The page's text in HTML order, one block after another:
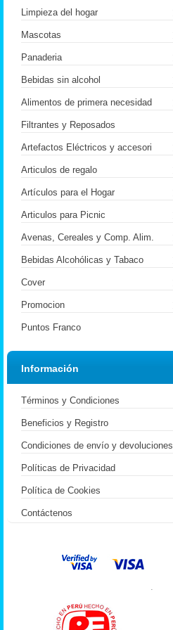
Limpieza del hogar
Mascotas
Panaderia
Bebidas sin alcohol
Alimentos de primera necesidad
Filtrantes y Reposados
Artefactos Eléctricos y accesori
Articulos de regalo
Artículos para el Hogar
Articulos para Picnic
Avenas, Cereales y Comp. Alim.
Bebidas Alcohólicas y Tabaco
Cover
Promocion
Puntos Franco
Información
Términos y Condiciones
Beneficios y Registro
Condiciones de envío y devoluciones
Políticas de Privacidad
Política de Cookies
Contáctenos
.